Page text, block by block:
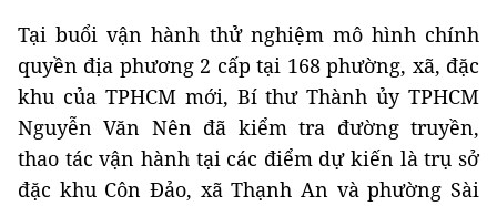
Tại buổi vận hành thử nghiệm mô hình chính
quyền địa phương 2 cấp tại 168 phường, xã, đặc
khu của TPHCM mới, Bí thư Thành ủy TPHCM
Nguyễn Văn Nên đã kiểm tra đường truyền,
thao tác vận hành tại các điểm dự kiến là trụ sở
đặc khu Côn Đảo, xã Thạnh An và phường Sài